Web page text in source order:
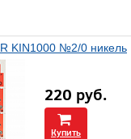
KIN1000 №2/0 никель
220 руб.
Купить